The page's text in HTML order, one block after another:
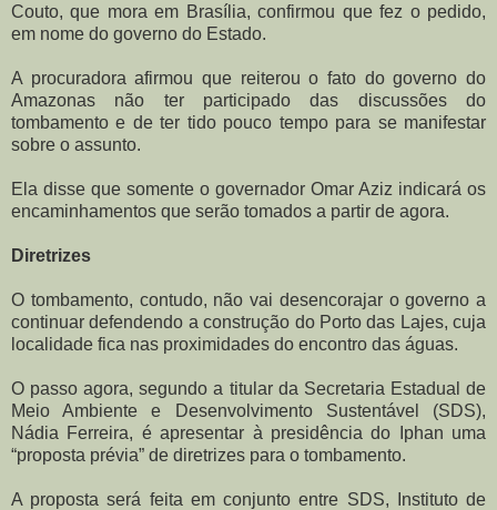
Couto, que mora em Brasília, confirmou que fez o pedido,
em nome do governo do Estado.
A procuradora afirmou que reiterou o fato do governo do
Amazonas não ter participado das discussões do
tombamento e de ter tido pouco tempo para se manifestar
sobre o assunto.
Ela disse que somente o governador Omar Aziz indicará os
encaminhamentos que serão tomados a partir de agora.
Diretrizes
O tombamento, contudo, não vai desencorajar o governo a
continuar defendendo a construção do Porto das Lajes, cuja
localidade fica nas proximidades do encontro das águas.
O passo agora, segundo a titular da Secretaria Estadual de
Meio Ambiente e Desenvolvimento Sustentável (SDS),
Nádia Ferreira, é apresentar à presidência do Iphan uma
“proposta prévia” de diretrizes para o tombamento.
A proposta será feita em conjunto entre SDS, Instituto de